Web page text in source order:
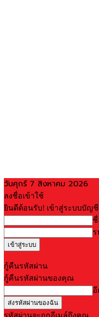
วันศุกร์ 7 สิงหาคม 2026
ลงชื่อเข้าใช้
ยินดีต้อนรับ! เข้าสู่ระบบบัญ
กู้คืนรหัสผ่าน
กู้คืนรหัสผ่านของคุณ
รหัสผ่านจะถูกอีเมล์ถึงคุณ